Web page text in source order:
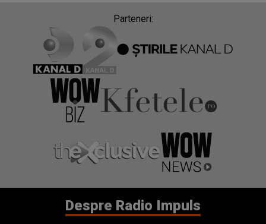
Parteneri:
Despre Radio Impuls